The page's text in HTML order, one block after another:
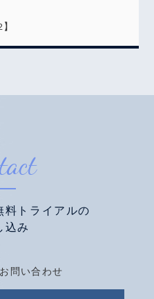
料トライアルの
込み
問い合わせ